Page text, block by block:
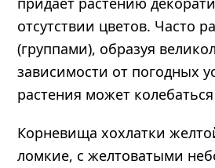
отсутствии цветов. Часто
(группами), образуя
зависимости от погодных
растения может
Корневища хохлатки
ломкие, с желтоватыми